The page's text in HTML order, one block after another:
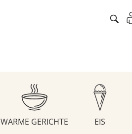
WARME GERICHTE EIS